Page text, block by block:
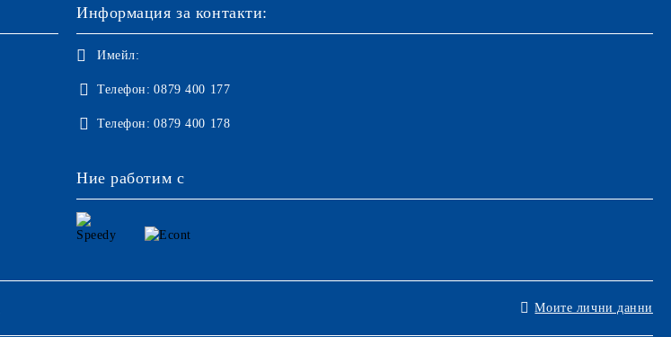
Информация за контакти:
Имейл:
Телефон: 0879 400 177
Телефон: 0879 400 178
Ние работим с
Моите лични данни